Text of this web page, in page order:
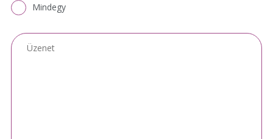
Mindegy